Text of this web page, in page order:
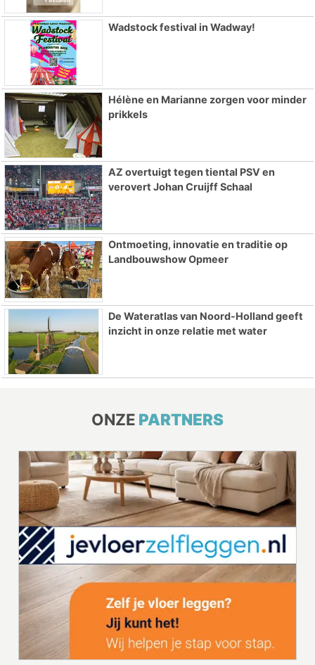
Wadstock festival in Wadway!
Hélène en Marianne zorgen voor minder
prikkels
AZ overtuigt tegen tiental PSV en
verovert Johan Cruijff Schaal
Ontmoeting, innovatie en traditie op
Landbouwshow Opmeer
De Wateratlas van Noord-Holland geeft
inzicht in onze relatie met water
ONZE PARTNERS